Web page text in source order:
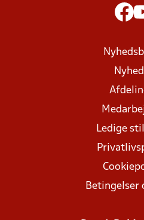
Ledige
Betingelser